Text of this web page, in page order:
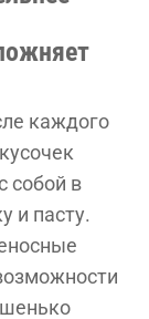
каждого
собой в
и пасту.